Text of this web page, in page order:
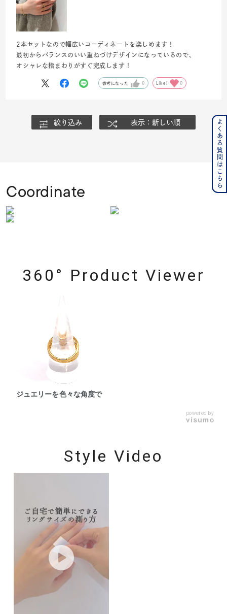
2本セットなので幅広いコーディネートを楽しめます！
最初からバランスのいい重ねづけデザインになっているので、
オシャレな指まわりがすぐ完成します！
参考になった 0 Like! 0
絞り込み 表示：新しい順
Coordinate
360° Product Viewer
ジュエリーを色々な角度で
powered by
Style Video
よくある質問はこちら